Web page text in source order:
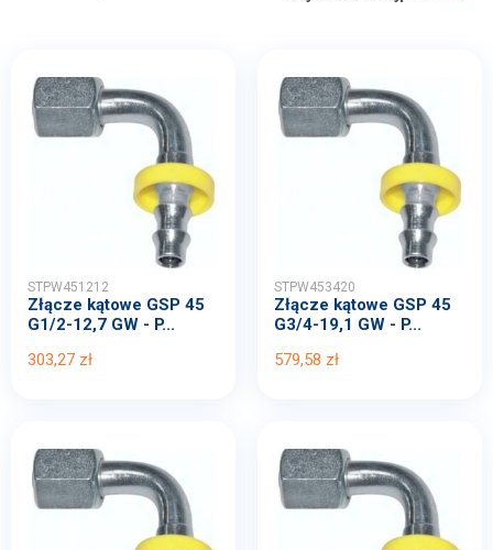
STPW451212
Złącze kątowe GSP 45
G1/2-12,7 GW - P...
303,27 zł
STPW453420
Złącze kątowe GSP 45
G3/4-19,1 GW - P...
579,58 zł